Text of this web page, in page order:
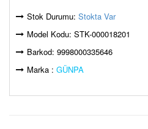
Stok Durumu: Stokta Var
Model Kodu: STK-000018201
Barkod: 9998000335646
Marka : GÜNPA